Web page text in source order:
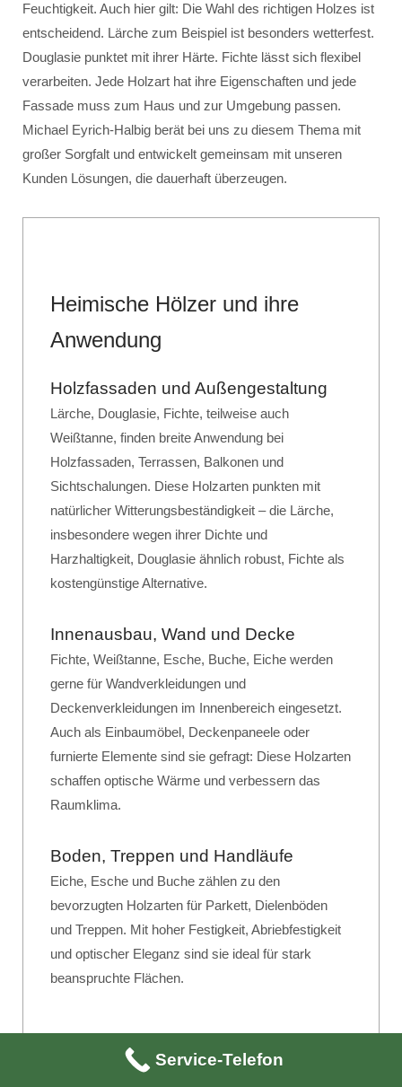
Feuchtigkeit. Auch hier gilt: Die Wahl des richtigen Holzes ist
entscheidend. Lärche zum Beispiel ist besonders wetterfest.
Douglasie punktet mit ihrer Härte. Fichte lässt sich flexibel
verarbeiten. Jede Holzart hat ihre Eigenschaften und jede
Fassade muss zum Haus und zur Umgebung passen.
Michael Eyrich-Halbig berät bei uns zu diesem Thema mit
großer Sorgfalt und entwickelt gemeinsam mit unseren
Kunden Lösungen, die dauerhaft überzeugen.
Heimische Hölzer und ihre
Anwendung
Holzfassaden und Außengestaltung
Lärche, Douglasie, Fichte, teilweise auch
Weißtanne, finden breite Anwendung bei
Holzfassaden, Terrassen, Balkonen und
Sichtschalungen. Diese Holzarten punkten mit
natürlicher Witterungsbeständigkeit – die Lärche,
insbesondere wegen ihrer Dichte und
Harzhaltigkeit, Douglasie ähnlich robust, Fichte als
kostengünstige Alternative.
Innenausbau, Wand und Decke
Fichte, Weißtanne, Esche, Buche, Eiche werden
gerne für Wandverkleidungen und
Deckenverkleidungen im Innenbereich eingesetzt.
Auch als Einbaumöbel, Deckenpaneele oder
furnierte Elemente sind sie gefragt: Diese Holzarten
schaffen optische Wärme und verbessern das
Raumklima.
Boden, Treppen und Handläufe
Eiche, Esche und Buche zählen zu den
bevorzugten Holzarten für Parkett, Dielenböden
und Treppen. Mit hoher Festigkeit, Abriebfestigkeit
und optischer Eleganz sind sie ideal für stark
beanspruchte Flächen.
Service-Telefon